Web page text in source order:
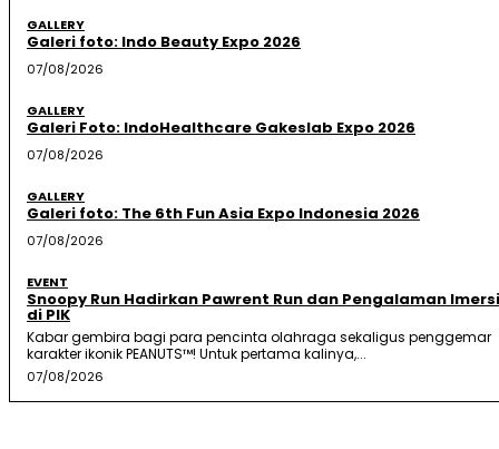
GALLERY
Galeri foto: Indo Beauty Expo 2026
07/08/2026
GALLERY
Galeri Foto: IndoHealthcare Gakeslab Expo 2026
07/08/2026
GALLERY
Galeri foto: The 6th Fun Asia Expo Indonesia 2026
07/08/2026
EVENT
Snoopy Run Hadirkan Pawrent Run dan Pengalaman
di PIK
Kabar gembira bagi para pencinta olahraga sekaligus penggemar
karakter ikonik PEANUTS™! Untuk pertama kalinya,...
07/08/2026